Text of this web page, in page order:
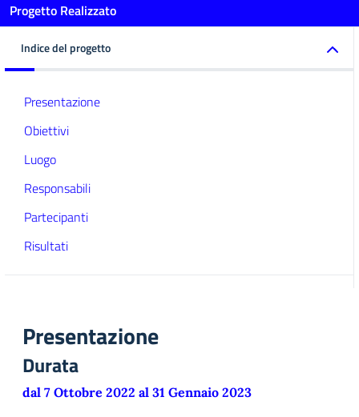
Progetto Realizzato
Indice del progetto
Presentazione
Obiettivi
Luogo
Responsabili
Partecipanti
Risultati
Presentazione
Durata
dal 7 Ottobre 2022 al 31 Gennaio 2023